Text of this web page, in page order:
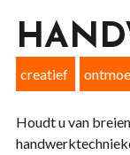
creatief
Houdt u van